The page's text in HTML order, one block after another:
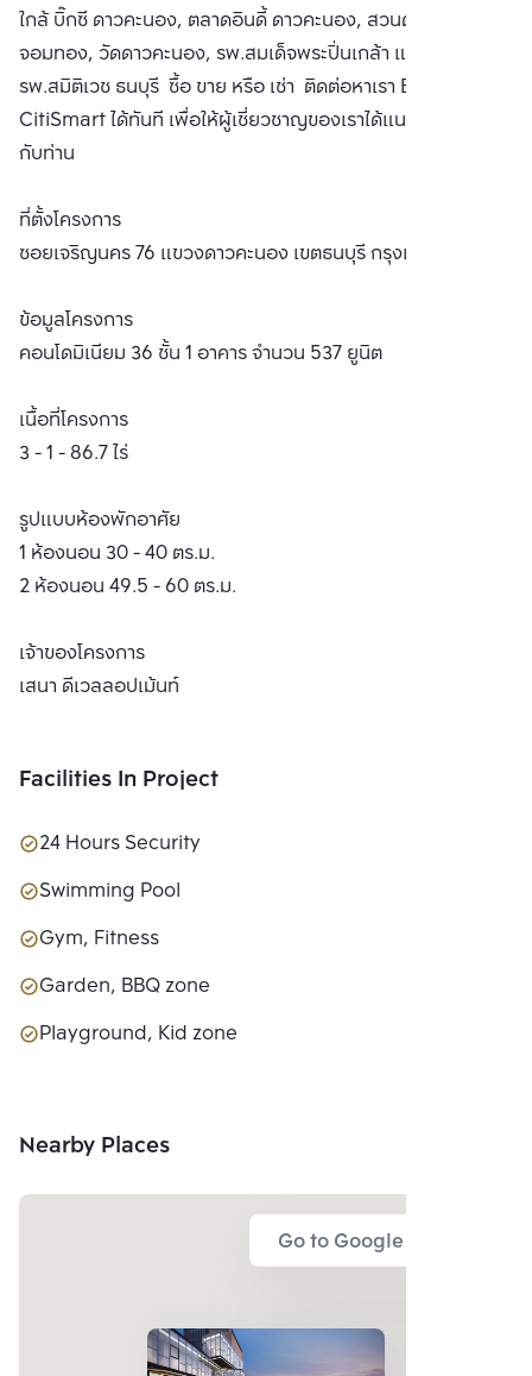
ใกล้ บิ๊กซี ดาวคะนอง, ตลาดอินดี้ ดาวคะนอง, สวนดาวคะนอง
จอมทอง, วัดดาวคะนอง, รพ.สมเด็จพระปิ่นเกล้า และ
รพ.สมิติเวช ธนบุรี ซื้อ ขาย หรือ เช่า ติดต่อหาเรา Bangkok
CitiSmart ได้ทันที เพื่อให้ผู้เชี่ยวชาญของเราได้แนะนำคอนโดให้
กับท่าน
ที่ตั้งโครงการ
ซอยเจริญนคร 76 แขวงดาวคะนอง เขตธนบุรี กรุงเทพฯ
ข้อมูลโครงการ
คอนโดมิเนียม 36 ชั้น 1 อาคาร จำนวน 537 ยูนิต
เนื้อที่โครงการ
3 - 1 - 86.7 ไร่
รูปแบบห้องพักอาศัย
1 ห้องนอน 30 - 40 ตร.ม.
2 ห้องนอน 49.5 - 60 ตร.ม.
เจ้าของโครงการ
เสนา ดีเวลลอปเม้นท์
Facilities In Project
24 Hours Security
Swimming Pool
Gym, Fitness
Garden, BBQ zone
Playground, Kid zone
Nearby Places
Go to Google Map